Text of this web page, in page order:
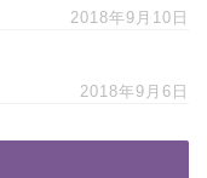
2018年9月10日
2018年9月6日